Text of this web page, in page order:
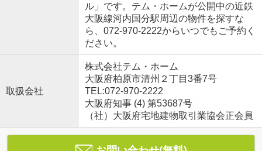
ル」です。テム・ホームが公開中の近鉄
大阪線河内国分駅周辺の物件を探すな
ら、072-970-2222からいつでもご予約く
ださい。
取扱会社
株式会社テム・ホーム
大阪府柏原市清州２丁目3番7号
TEL:072-970-2222
大阪府知事 (4) 第53687号
（社）大阪府宅地建物取引業協会正会員